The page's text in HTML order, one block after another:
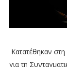
Κατατέθηκαν
για τη